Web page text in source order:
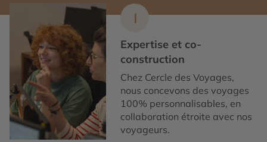
1
Expertise et co-
construction
Chez Cercle des Voyages,
nous concevons des voyages
100% personnalisables, en
collaboration étroite avec nos
voyageurs.